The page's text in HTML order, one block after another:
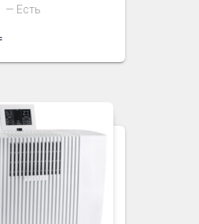
— Есть